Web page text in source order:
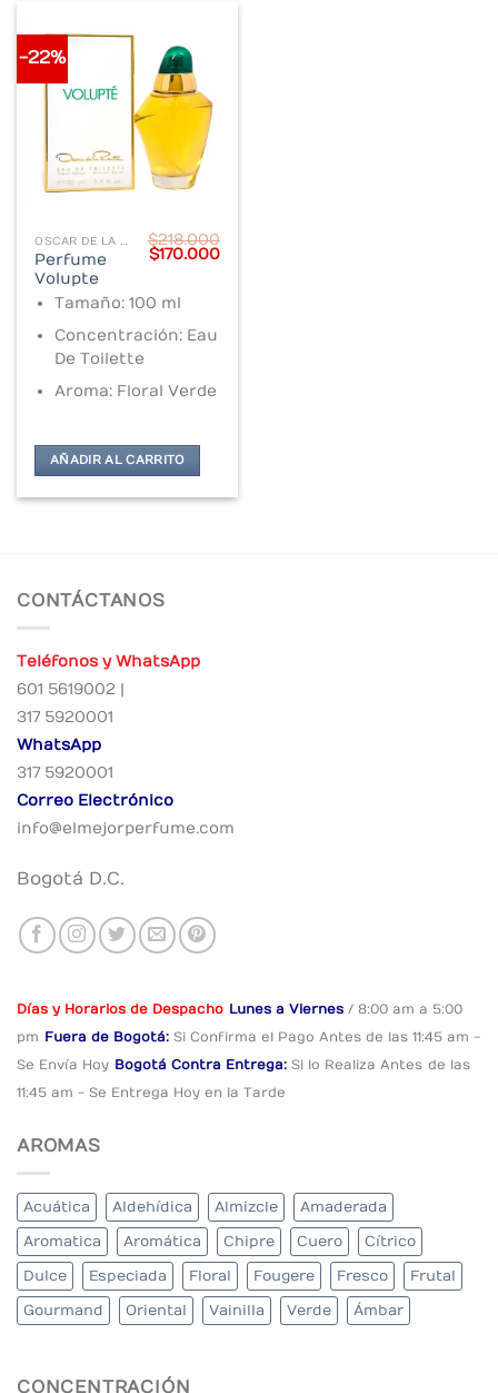
-22%
OSCAR DE LA RENTA
Perfume
Volupte
$218.000
Original
$218.000.
$170.000Current
Tamaño: 100 ml
Concentración: Eau
De Toilette
Aroma: Floral Verde
AÑADIR AL CARRITO
CONTÁCTANOS
Teléfonos y WhatsApp
601 5619002 |
317 5920001
WhatsApp
317 5920001
Correo Electrónico
info@elmejorperfume.com
Bogotá D.C.
Días y Horarios de Despacho Lunes a Viernes / 8:00 am a 5:00
pm Fuera de Bogotá: Si Confirma el Pago Antes de las 11:45 am -
Se Envía Hoy Bogotá Contra Entrega: Si lo Realiza Antes de las
11:45 am - Se Entrega Hoy en la Tarde
AROMAS
Acuática Aldehídica Almizcle Amaderada
Aromatica Aromática Chipre Cuero Cítrico
Dulce Especiada Floral Fougere Fresco Frutal
Gourmand Oriental Vainilla Verde Ámbar
CONCENTRACIÓN